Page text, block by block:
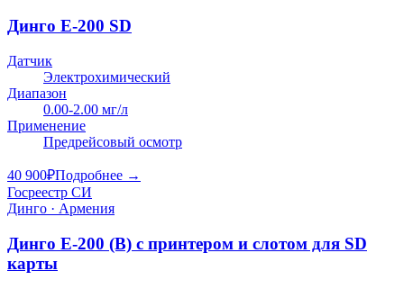
Динго E-200 SD
Датчик
Электрохимический
Диапазон
0.00-2.00 мг/л
Применение
Предрейсовый осмотр
40 900₽Подробнее →
Госреестр СИ
Динго · Армения
Динго E-200 (В) с принтером и слотом для SD
карты